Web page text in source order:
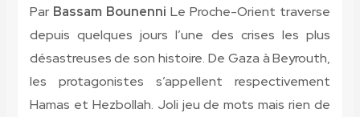
Par Bassam Bounenni Le Proche-Orient traverse
depuis quelques jours l’une des crises les plus
désastreuses de son histoire. De Gaza à Beyrouth,
les protagonistes s’appellent respectivement
Hamas et Hezbollah. Joli jeu de mots mais rien de